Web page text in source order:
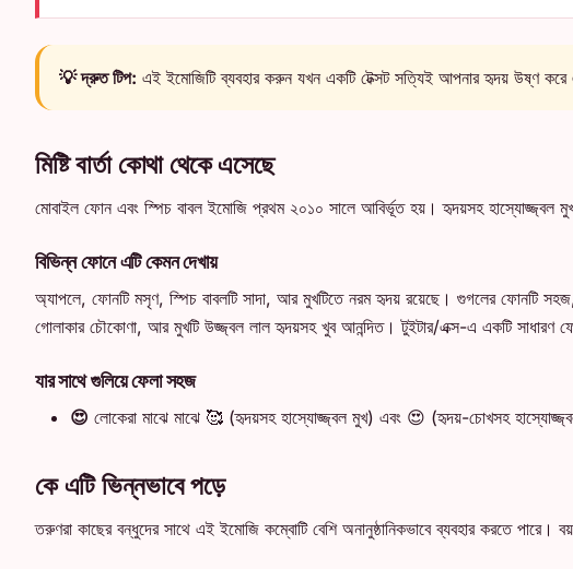
💡 দ্রুত টিপ: এই ইমোজিটি ব্যবহার করুন যখন একটি টেক্সট সত্যিই আপনার হৃদয় উষ্ণ করে
মিষ্টি বার্তা কোথা থেকে এসেছে
মোবাইল ফোন এবং স্পিচ বাবল ইমোজি প্রথম ২০১০ সালে আবির্ভূত হয়। হৃদয়সহ হাস্যোজ্জ্বল
বিভিন্ন ফোনে এটি কেমন দেখায়
অ্যাপলে, ফোনটি মসৃণ, স্পিচ বাবলটি সাদা, আর মুখটিতে নরম হৃদয় রয়েছে। গুগলের ফোনটি
গোলাকার চৌকোণা, আর মুখটি উজ্জ্বল লাল হৃদয়সহ খুব আনন্দিত। টুইটার/এক্স-এ একটি সাধারণ
যার সাথে গুলিয়ে ফেলা সহজ
😍 লোকেরা মাঝে মাঝে 🥰 (হৃদয়সহ হাস্যোজ্জ্বল মুখ) এবং 😍 (হৃদয়-চোখসহ
কে এটি ভিন্নভাবে পড়ে
তরুণরা কাছের বন্ধুদের সাথে এই ইমোজি কম্বোটি বেশি অনানুষ্ঠানিকভাবে ব্যবহার করতে পারে।